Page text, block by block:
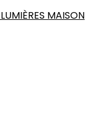
MAISON